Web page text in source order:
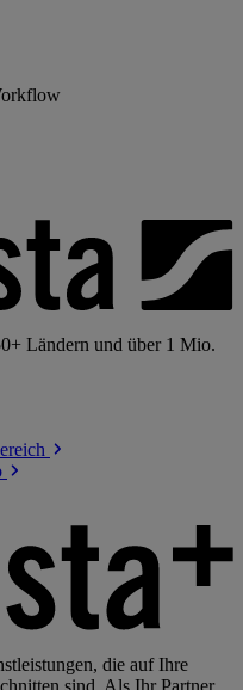
Ländern und über 1 Mio.
die auf Ihre
sind. Als Ihr Partner